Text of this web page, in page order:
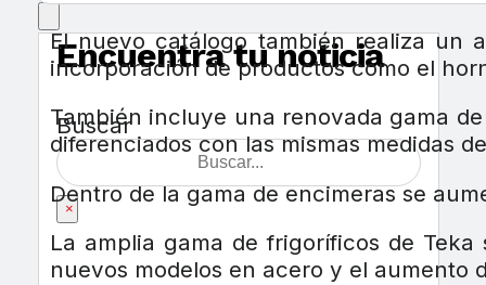
Encuentra tu noticia
Buscar
×
El nuevo catálogo también realiza un
incorporación de productos como el
También incluye una renovada gama
diferenciados con las mismas medidas
Dentro de la gama de encimeras se
La amplia gama de frigoríficos de
nuevos modelos en acero y el aumento